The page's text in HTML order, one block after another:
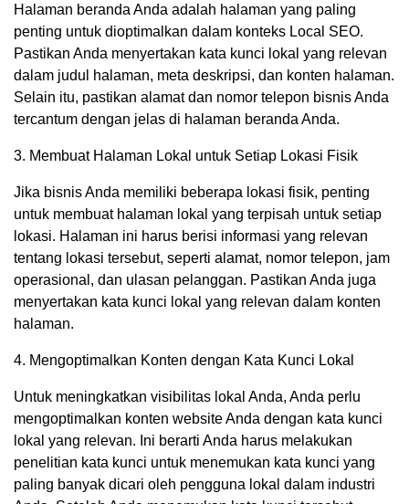
Halaman beranda Anda adalah halaman yang paling
penting untuk dioptimalkan dalam konteks Local SEO.
Pastikan Anda menyertakan kata kunci lokal yang relevan
dalam judul halaman, meta deskripsi, dan konten halaman.
Selain itu, pastikan alamat dan nomor telepon bisnis Anda
tercantum dengan jelas di halaman beranda Anda.
3. Membuat Halaman Lokal untuk Setiap Lokasi Fisik
Jika bisnis Anda memiliki beberapa lokasi fisik, penting
untuk membuat halaman lokal yang terpisah untuk setiap
lokasi. Halaman ini harus berisi informasi yang relevan
tentang lokasi tersebut, seperti alamat, nomor telepon, jam
operasional, dan ulasan pelanggan. Pastikan Anda juga
menyertakan kata kunci lokal yang relevan dalam konten
halaman.
4. Mengoptimalkan Konten dengan Kata Kunci Lokal
Untuk meningkatkan visibilitas lokal Anda, Anda perlu
mengoptimalkan konten website Anda dengan kata kunci
lokal yang relevan. Ini berarti Anda harus melakukan
penelitian kata kunci untuk menemukan kata kunci yang
paling banyak dicari oleh pengguna lokal dalam industri